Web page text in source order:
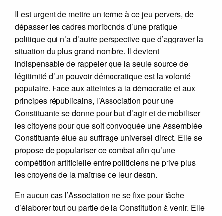
Il est urgent de mettre un terme à ce jeu pervers, de
dépasser les cadres moribonds d’une pratique
politique qui n’a d’autre perspective que d’aggraver la
situation du plus grand nombre. Il devient
indispensable de rappeler que la seule source de
légitimité d’un pouvoir démocratique est la volonté
populaire. Face aux atteintes à la démocratie et aux
principes républicains, l’Association pour une
Constituante se donne pour but d’agir et de mobiliser
les citoyens pour que soit convoquée une Assemblée
Constituante élue au suffrage universel direct. Elle se
propose de populariser ce combat afin qu’une
compétition artificielle entre politiciens ne prive plus
les citoyens de la maîtrise de leur destin.
En aucun cas l’Association ne se fixe pour tâche
d’élaborer tout ou partie de la Constitution à venir. Elle